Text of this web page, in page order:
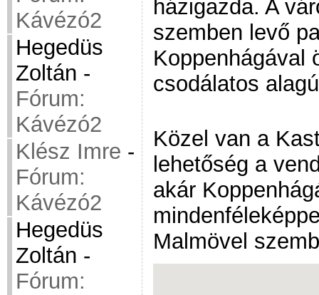
Kávézó2
Hegedüs
Zoltán -
Fórum:
Kávézó2
Klész Imre -
Fórum:
Kávézó2
Hegedüs
Zoltán -
Fórum:
házigazda. A
szemben levő
Koppenhágával
csodálatos
Közel van a
lehetőség a
akár
Malmövel